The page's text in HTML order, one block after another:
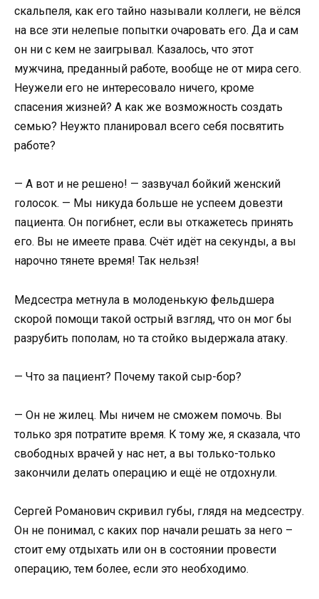
скальпеля, как его тайно называли коллеги, не вёлся
на все эти нелепые попытки очаровать его. Да и сам
он ни с кем не заигрывал. Казалось, что этот
мужчина, преданный работе, вообще не от мира сего.
Неужели его не интересовало ничего, кроме
спасения жизней? А как же возможность создать
семью? Неужто планировал всего себя посвятить
работе?
— А вот и не решено! — зазвучал бойкий женский
голосок. — Мы никуда больше не успеем довезти
пациента. Он погибнет, если вы откажетесь принять
его. Вы не имеете права. Счёт идёт на секунды, а вы
нарочно тянете время! Так нельзя!
Медсестра метнула в молоденькую фельдшера
скорой помощи такой острый взгляд, что он мог бы
разрубить пополам, но та стойко выдержала атаку.
— Что за пациент? Почему такой сыр-бор?
— Он не жилец. Мы ничем не сможем помочь. Вы
только зря потратите время. К тому же, я сказала, что
свободных врачей у нас нет, а вы только-только
закончили делать операцию и ещё не отдохнули.
Сергей Романович скривил губы, глядя на медсестру.
Он не понимал, с каких пор начали решать за него –
стоит ему отдыхать или он в состоянии провести
операцию, тем более, если это необходимо.